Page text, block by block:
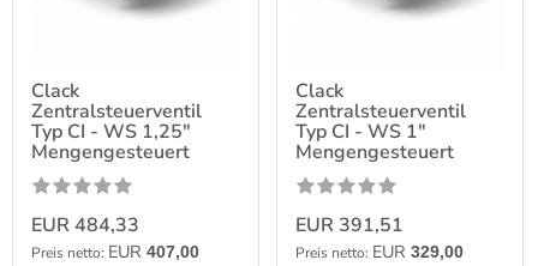
Clack
Zentralsteuerventil
Typ CI - WS 1,25"
Mengengesteuert
EUR 484,33
Preis netto: EUR 407,00
Clack
Zentralsteuerventil
Typ CI - WS 1"
Mengengesteuert
EUR 391,51
Preis netto: EUR329,00